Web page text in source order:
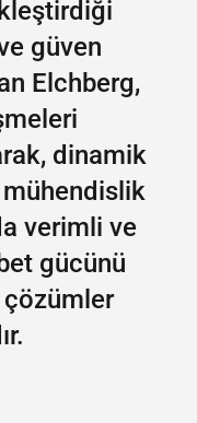
güven
Elchberg,
dinamik
mühendislik
verimli ve
gücünü